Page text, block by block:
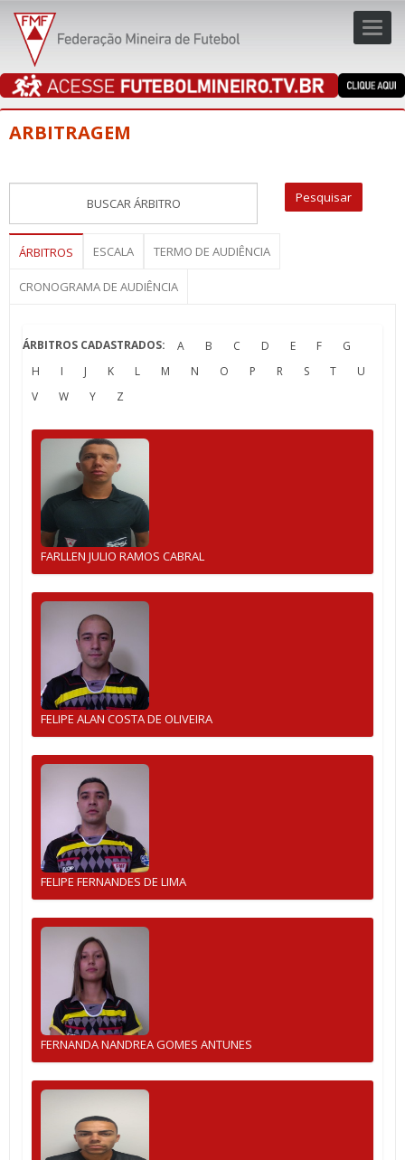
ARBITRAGEM
ÁRBITROS ESCALA TERMO DE AUDIÊNCIA
CRONOGRAMA DE AUDIÊNCIA
ÁRBITROS CADASTRADOS: A B C D E F
G
H
I J K L M N O P R S T
U
V
W Y Z
FARLLEN JULIO RAMOS CABRAL
FELIPE ALAN COSTA DE OLIVEIRA
FELIPE FERNANDES DE LIMA
FERNANDA NANDREA GOMES ANTUNES